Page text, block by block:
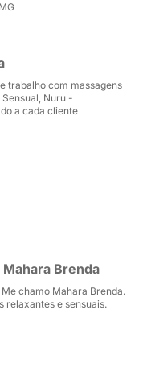
trabalho com massagens
Nuru -
a cada cliente
Brenda
chamo Mahara Brenda.
relaxantes e sensuais.